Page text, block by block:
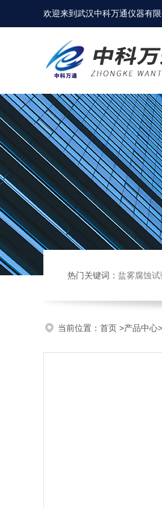
欢迎来到武汉中科万通仪器有限
热门关键词： 盐雾腐蚀
当前位置： 首页 >产品中心>